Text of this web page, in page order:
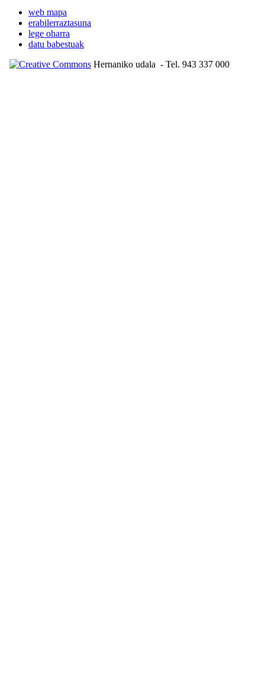
web mapa
erabilerraztasuna
lege oharra
datu babestuak
Hernaniko udala - Tel. 943 337 000